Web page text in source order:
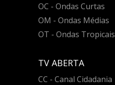
OC - Ondas Curtas
OM - Ondas Médias
OT - Ondas Tropicais
TV ABERTA
CC - Canal Cidadania